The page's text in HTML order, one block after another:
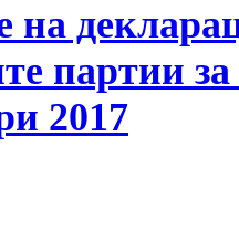
партии
2017